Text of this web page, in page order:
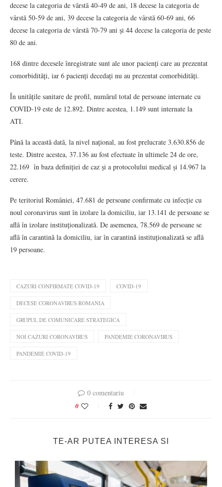
decese la categoria de vârstă 40-49 de ani, 18 decese la categoria de
vârstă 50-59 de ani, 39 decese la categoria de vârstă 60-69 ani, 66
decese la categoria de vârstă 70-79 ani și 44 decese la categoria de peste
80 de ani.
168 dintre decesele înregistrate sunt ale unor pacienți care au prezentat
comorbidități, iar 6 pacienți decedați nu au prezentat comorbidități.
În unitățile sanitare de profil, numărul total de persoane internate cu
COVID-19 este de 12.892. Dintre acestea, 1.149 sunt internate la
ATI.
Până la această dată, la nivel național, au fost prelucrate 3.630.856 de
teste. Dintre acestea, 37.136 au fost efectuate în ultimele 24 de ore,
22.169 în baza definiției de caz și a protocolului medical și 14.967 la
cerere.
Pe teritoriul României, 47.681 de persoane confirmate cu infecție cu
noul coronavirus sunt în izolare la domiciliu, iar 13.141 de persoane se
află în izolare instituționalizată. De asemenea, 78.569 de persoane se
află în carantină la domiciliu, iar în carantină instituționalizată se află
19 persoane.
CAZURI CONFIRMATE COVID-19 COVID-19
DECESE CORONAVIRUS ROMANIA
GRUPUL DE COMUNICARE STRATEGICA
NOI CAZURI CORONAVIRUS PANDEMIE CORONAVIRUS
PANDEMIE COVID-19
0 comentariu
0
TE-AR PUTEA INTERESA SI